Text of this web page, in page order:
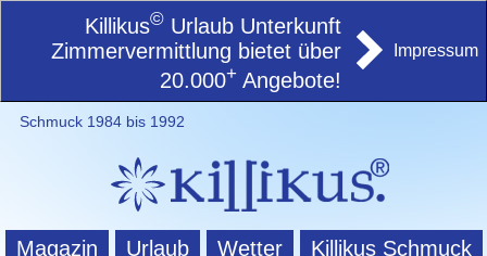
Killikus© Urlaub Unterkunft
Zimmervermittlung bietet über
20.000+ Angebote!
Impressum
Schmuck 1984 bis 1992
Magazin Urlaub Wetter Killikus Schmuck